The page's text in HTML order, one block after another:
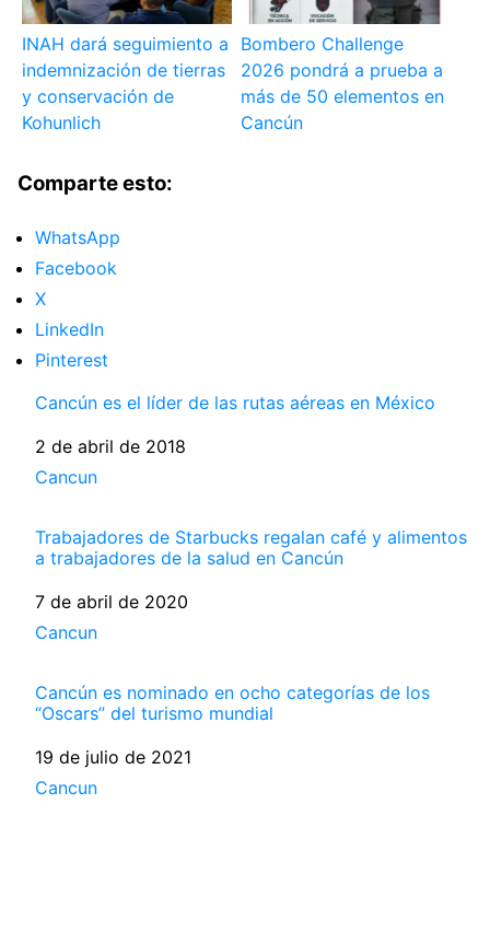
INAH dará seguimiento a
indemnización de tierras
y conservación de
Kohunlich
Bombero Challenge
2026 pondrá a prueba a
más de 50 elementos en
Cancún
Comparte esto:
WhatsApp
Facebook
X
LinkedIn
Pinterest
Cancún es el líder de las rutas aéreas en México
Fecha
2 de abril de 2018
Respecto a
Cancun
Trabajadores de Starbucks regalan café y alimentos
a trabajadores de la salud en Cancún
Fecha
7 de abril de 2020
Respecto a
Cancun
Cancún es nominado en ocho categorías de los
“Oscars” del turismo mundial
Fecha
19 de julio de 2021
Respecto a
Cancun